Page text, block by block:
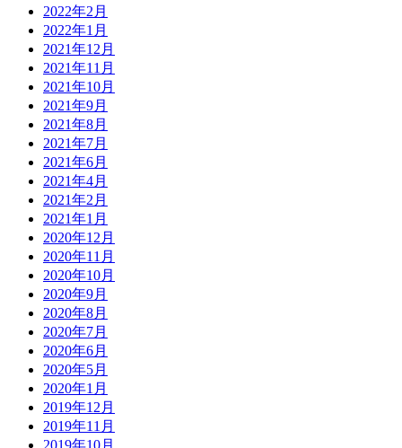
2022年2月
2022年1月
2021年12月
2021年11月
2021年10月
2021年9月
2021年8月
2021年7月
2021年6月
2021年4月
2021年2月
2021年1月
2020年12月
2020年11月
2020年10月
2020年9月
2020年8月
2020年7月
2020年6月
2020年5月
2020年1月
2019年12月
2019年11月
2019年10月